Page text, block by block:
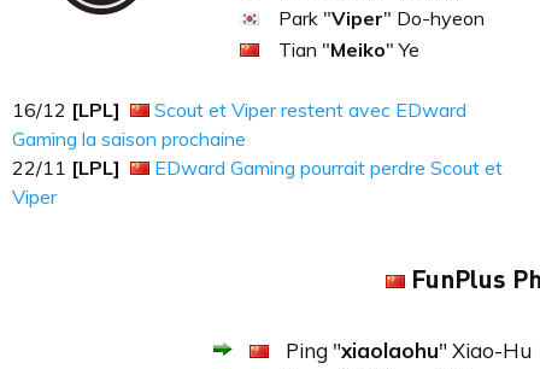
Park "Viper" Do-hyeon
Tian "Meiko" Ye
16​​​/12 [LPL]
Scout et Viper restent avec EDward
Gaming la saison prochaine
22/11 [LPL]
EDward Gaming pourrait perdre Scout et
Viper
FunPlus
Ping "xiaolaohu" Xiao-Hu